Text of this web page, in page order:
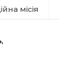
місія